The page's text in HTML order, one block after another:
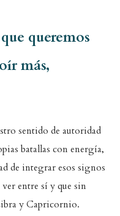
queremos
más,
sentido de autoridad
batallas con energía,
de integrar esos signos
entre sí y que sin
y Capricornio.